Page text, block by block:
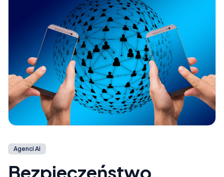
Agenci AI
Bezpieczeństwo